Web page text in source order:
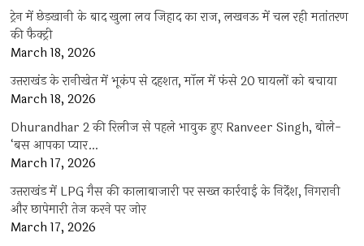
ट्रेन में छेड़खानी के बाद खुला लव जिहाद का राज, लखनऊ में चल रही मतांतरण
की फैक्ट्री
March 18, 2026
उत्तराखंड के रानीखेत में भूकंप से दहशत, मॉल में फंसे 20 घायलों को बचाया
March 18, 2026
Dhurandhar 2 की रिलीज से पहले भावुक हुए Ranveer Singh, बोले-
‘बस आपका प्यार…
March 17, 2026
उत्तराखंड में LPG गैस की कालाबाजारी पर सख्त कार्रवाई के निर्देश, निगरानी
और छापेमारी तेज करने पर जोर
March 17, 2026